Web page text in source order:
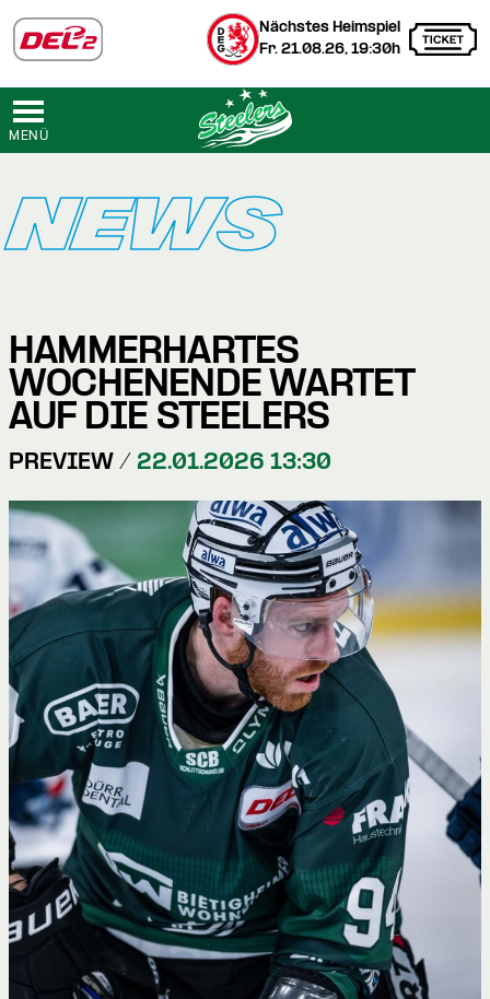
Nächstes Heimspiel
Fr. 21.08.26, 19:30h
MENÜ
NEWS
HAMMERHARTES
WOCHENENDE WARTET
AUF DIE STEELERS
PREVIEW / 22.01.2026 13:30